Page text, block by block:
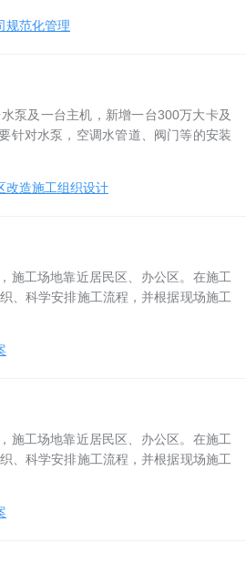
规范化管理
泵及一台主机，新增一台300万大卡及
针对水泵，空调水管道、阀门等的安装
改造施工组织设计
施工场地靠近居民区、办公区。在施工
、科学安排施工流程，并根据现场施工
施工场地靠近居民区、办公区。在施工
、科学安排施工流程，并根据现场施工